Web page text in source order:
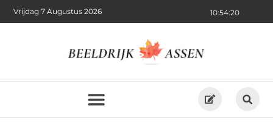
10:54:21
Vrijdag 7 Augustus 2026